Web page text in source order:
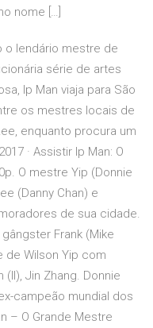
nome […]
o lendário mestre de
série de artes
Ip Man viaja para São
os mestres locais de
enquanto procura um
· Assistir Ip Man: O
O mestre Yip (Donnie
(Danny Chan) e
de sua cidade.
Frank (Mike
de Wilson Yip com
(II), Jin Zhang. Donnie
campeão mundial dos
– O Grande Mestre